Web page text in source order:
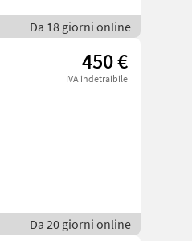
Da 18 giorni online
450 €
IVA indetraibile
Da 20 giorni online